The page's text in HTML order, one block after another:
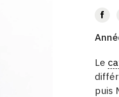
DATE
Le
puis